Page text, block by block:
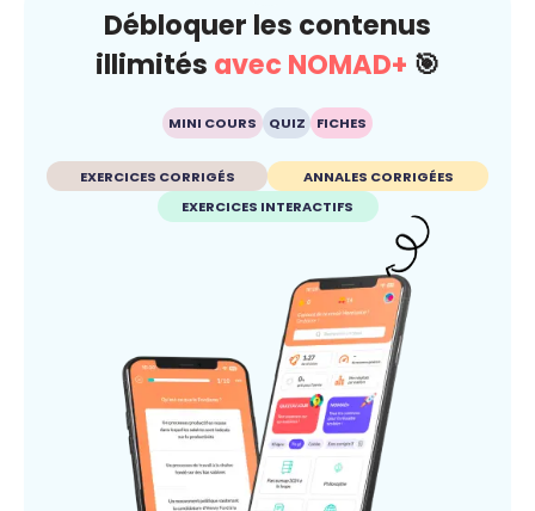
Débloquer les contenus
illimités avec NOMAD+ 🎯
MINI COURS QUIZ FICHES
EXERCICES CORRIGÉS
ANNALES CORRIGÉES
EXERCICES INTERACTIFS